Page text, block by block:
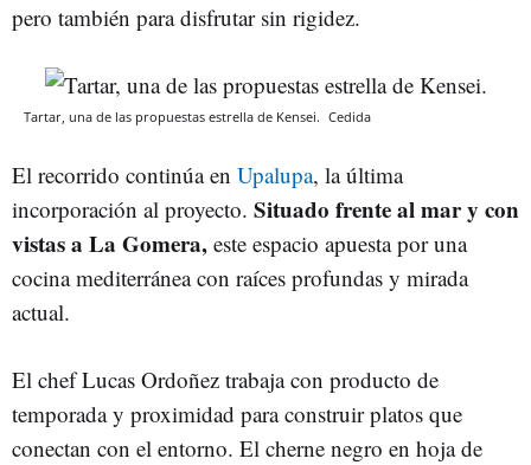
pero también para disfrutar sin rigidez.
Tartar, una de las propuestas estrella de Kensei. Cedida
El recorrido continúa en Upalupa, la última
incorporación al proyecto. Situado frente al mar y con
vistas a La Gomera, este espacio apuesta por una
cocina mediterránea con raíces profundas y mirada
actual.
El chef Lucas Ordoñez trabaja con producto de
temporada y proximidad para construir platos que
conectan con el entorno. El cherne negro en hoja de